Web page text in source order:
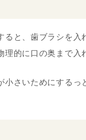
と、歯ブラシを
的に口の奥まで入
小さいためにする